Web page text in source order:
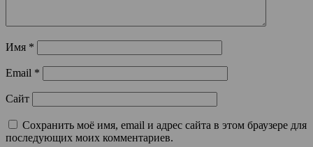
Имя *
Email *
Сайт
Сохранить моё имя, email и адрес сайта в этом браузере для
последующих моих комментариев.